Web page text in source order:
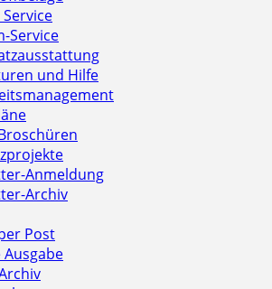
Service
und Hilfe
Anmeldung
Archiv
Post